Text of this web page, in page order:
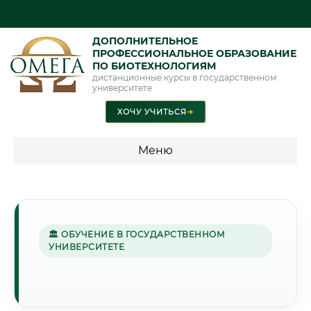
ДОПОЛНИТЕЛЬНОЕ
ПРОФЕССИОНАЛЬНОЕ ОБРАЗОВАНИЕ
ПО БИОТЕХНОЛОГИЯМ
дистанционные курсы в государственном
университете
ХОЧУ УЧИТЬСЯ➜
Меню
🏛 ОБУЧЕНИЕ В ГОСУДАРСТВЕННОМ
УНИВЕРСИТЕТЕ